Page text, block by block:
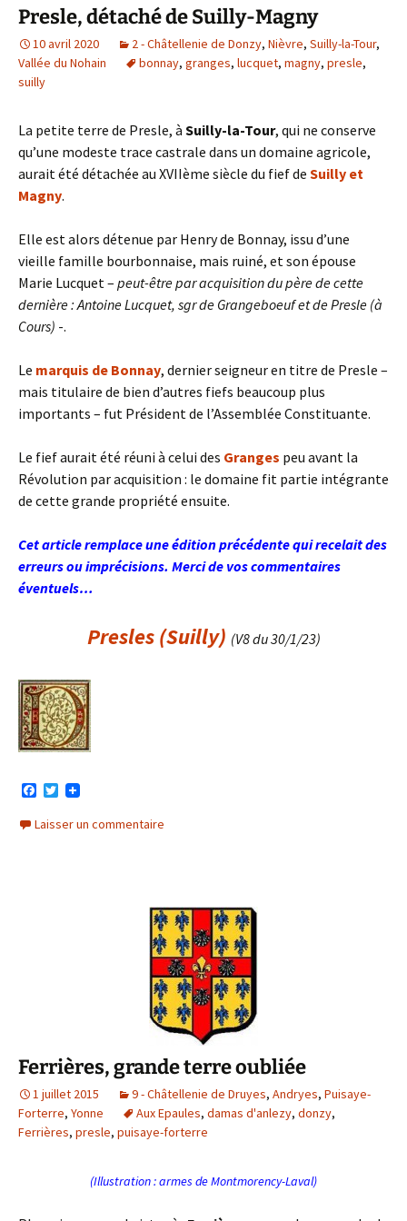
Presle, détaché de Suilly-Magny
10 avril 2020 2 - Châtellenie de Donzy, Nièvre, Suilly-la-Tour,
Vallée du Nohain
bonnay, granges, lucquet, magny, presle,
suilly
La petite terre de Presle, à Suilly-la-Tour, qui ne conserve
qu’une modeste trace castrale dans un domaine agricole,
aurait été détachée au XVIIème siècle du fief de Suilly et
Magny.
Elle est alors détenue par Henry de Bonnay, issu d’une
vieille famille bourbonnaise, mais ruiné, et son épouse
Marie Lucquet – peut-être par acquisition du père de cette
dernière : Antoine Lucquet, sgr de Grangeboeuf et de Presle (à
Cours) -.
Le marquis de Bonnay, dernier seigneur en titre de Presle –
mais titulaire de bien d’autres fiefs beaucoup plus
importants – fut Président de l’Assemblée Constituante.
Le fief aurait été réuni à celui des Granges peu avant la
Révolution par acquisition : le domaine fit partie intégrante
de cette grande propriété ensuite.
Cet article remplace une édition précédente qui recelait des
erreurs ou imprécisions. Merci de vos commentaires
éventuels…
Presles (Suilly) (V8 du 30/1/23)
c
e
T
i
t
Laisser un commentaire
Ferrières, grande terre oubliée
1 juillet 2015 9 - Châtellenie de Druyes, Andryes, Puisaye-
Forterre, Yonne Aux Epaules, damas d'anlezy, donzy,
Ferrières, presle, puisaye-forterre
(Illustration : armes de Montmorency-Laval)